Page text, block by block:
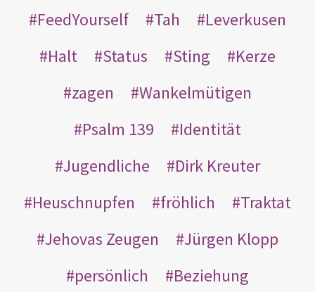
FeedYourself
Tah
Leverkusen
Halt
Status Sting
Kerze
zagen
Wankelmütigen
Psalm 139
Identität
Jugendliche
Dirk Kreuter
Heuschnupfen
fröhlich
Traktat
Jehovas Zeugen
Jürgen Klopp
persönlich
Beziehung